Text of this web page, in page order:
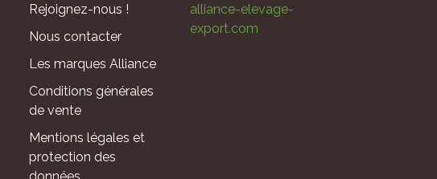
Rejoignez-nous !
Nous contacter
Les marques Alliance
Conditions générales
de vente
Mentions légales et
protection des
alliance-elevage-
export.com